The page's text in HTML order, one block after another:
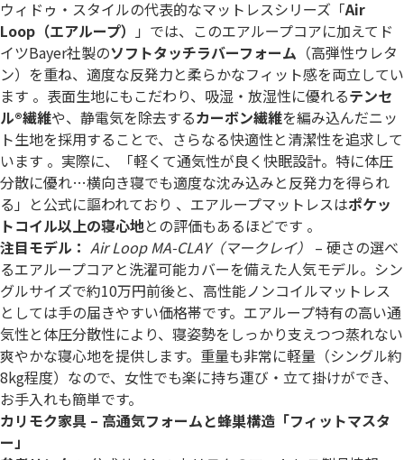
ウィドゥ・スタイルの代表的なマットレスシリーズ「Air
Loop（エアループ）
」では、このエアループコアに加えてド
イツBayer社製のソフトタッチラバーフォーム （高弾性ウレタ
ン）を重ね、適度な反発力と柔らかなフィット感を両立してい
ます 。表面生地にもこだわり、吸湿・放湿性に優れるテンセ
ル®繊維や、静電気を除去するカーボン繊維を編み込んだニッ
ト生地を採用することで、さらなる快適性と清潔性を追求して
います 。実際に、「軽くて通気性が良く快眠設計。特に体圧
分散に優れ…横向き寝でも適度な沈み込みと反発力を得られ
る」と公式に謳われており 、エアループマットレスはポケッ
トコイル以上の寝心地との評価もあるほどです 。
注目モデル： Air Loop MA-CLAY（マークレイ） – 硬さの選べ
るエアループコアと洗濯可能カバーを備えた人気モデル。シン
グルサイズで約10万円前後と、高性能ノンコイルマットレス
としては手の届きやすい価格帯です。エアループ特有の高い通
気性と体圧分散性により、寝姿勢をしっかり支えつつ蒸れない
爽やかな寝心地を提供します。重量も非常に軽量（シングル約
8kg程度）なので、女性でも楽に持ち運び・立て掛けができ、
お手入れも簡単です。
カリモク家具 – 高通気フォームと蜂巣構造「フィットマスタ
ー」